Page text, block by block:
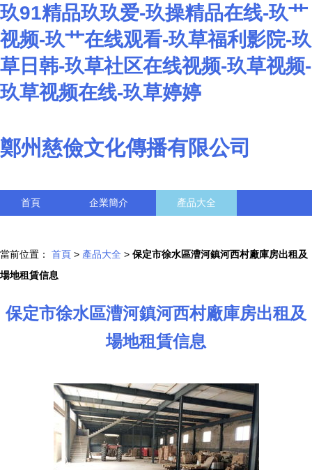
玖91精品玖玖爱-玖操精品在线-玖艹
视频-玖艹在线观看-玖草福利影院-玖
草日韩-玖草社区在线视频-玖草视频-
玖草视频在线-玖草婷婷
鄭州慈儉文化傳播有限公司
首頁 企業簡介 產品大全
當前位置： 首頁 > 產品大全 > 保定市徐水區漕河鎮河西村廠庫房出租及
場地租賃信息
保定市徐水區漕河鎮河西村廠庫房出租及
場地租賃信息